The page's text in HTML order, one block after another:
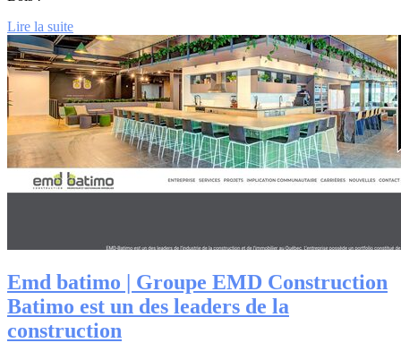
Lire la suite
Emd batimo | Groupe EMD Construction
Batimo est un des leaders de la
construction